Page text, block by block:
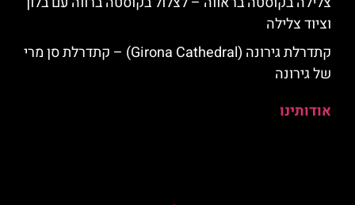
וציוד צלילה
קתדרלת גירונה (Girona Cathedral) – קתדרלת סן מרי
של גירונה
אודותינו